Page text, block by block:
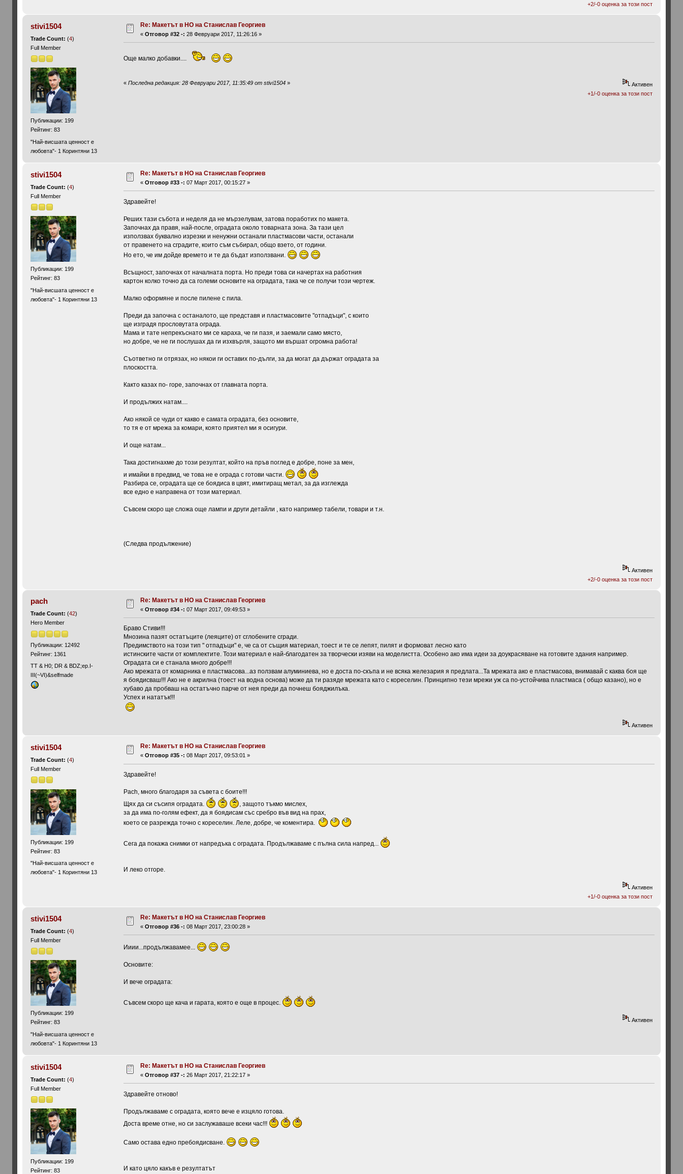
+2/-0 оценка за този пост
stivi1504
Trade Count: (4)
Full Member
Публикации: 199
Рейтинг: 83
"Най-висшата ценност е
любовта"- 1 Коринтяни 13
Re: Макетът в HO на Станислав Георгиев
« Отговор #32 -: 28 Февруари 2017, 11:26:16 »
Още малко добавки....
«Последна редакция: 28 Февруари 2017, 11:35:49 от stivi1504 »
Активен
+1/-0 оценка за този пост
stivi1504
Trade Count: (4)
Full Member
Публикации: 199
Рейтинг: 83
"Най-висшата ценност е
любовта"- 1 Коринтяни 13
Re: Макетът в HO на Станислав Георгиев
« Отговор #33 -: 07 Март 2017, 00:15:27 »
Здравейте!
Реших тази събота и неделя да не мързелувам, затова поработих по макета.
Започнах да правя, най-после, оградата около товарната зона. За тази цел
използвах буквално изрезки и ненужни останали пластмасови части, останали
от правенето на сградите, които съм събирал, общо взето, от години.
Но ето, че им дойде времето и те да бъдат използвани.
Всъщност, започнах от началната порта. Но преди това си начертах на работния
картон колко точно да са големи основите на оградата, така че се получи този чертеж.
Малко оформяне и после пилене с пила.
Преди да започна с останалото, ще представя и пластмасовите "отпадъци", с които
ще изградя прословутата ограда.
Мама и тате непрекъснато ми се караха, че ги пазя, и заемали само място,
но добре, че не ги послушах да ги изхвърля, защото ми вършат огромна работа!
Съответно ги отрязах, но някои ги оставих по-дълги, за да могат да държат оградата за
плоскостта.
Както казах по- горе, започнах от главната порта.
И продължих натам....
Ако някой се чуди от какво е самата оградата, без основите,
то тя е от мрежа за комари, която приятел ми я осигури.
И още натам...
Така достигнахме до този резултат, който на пръв поглед е добре, поне за мен,
и имайки в предвид, че това не е ограда с готови части.
Разбира се, оградата ще се боядиса в цвят, имитиращ метал, за да изглежда
все едно е направена от този материал.
Съвсем скоро ще сложа още лампи и други детайли , като например табели, товари и т.н.
(Следва продължение)
Активен
+2/-0 оценка за този пост
pach
Trade Count: (42)
Hero Member
Публикации: 12492
Рейтинг: 1361
ТТ & Н0; DR & BDZ;ep.I-
III(~VI)&selfmade
Re: Макетът в HO на Станислав Георгиев
« Отговор #34 -: 07 Март 2017, 09:49:53 »
Браво Стиви!!!
Мнозина пазят остатъците (леяците) от сглобените сгради.
Предимството на този тип " отпадъци" е, че са от същия материал, тоест и те се лепят, пилят и формоват лесно като
истинските части от комплектите. Този материал е най-благодатен за творчески изяви на моделистта. Особено ако има идеи за доукрасяване на готовите здания например.
Оградата си е станала много добре!!!
Ако мрежата от комарника е пластмасова...aз ползвам алуминиева, но е доста по-скъпа и не всяка железария я предлата...Та мрежата ако е пластмасова, внимавай с каква боя ще
я боядисваш!!! Ако не е акрилна (тоест на водна основа) може да ти разяде мрежата като с кореселин. Принципно тези мрежи уж са по-устойчива пластмаса ( общо казано), но е
хубаво да пробваш на остатъчно парче от нея преди да почнеш бояджилъка.
Успех и нататък!!!
Активен
stivi1504
Trade Count: (4)
Full Member
Публикации: 199
Рейтинг: 83
"Най-висшата ценност е
любовта"- 1 Коринтяни 13
Re: Макетът в HO на Станислав Георгиев
« Отговор #35 -: 08 Март 2017, 09:53:01 »
Здравейте!
Pach, много благодаря за съвета с боите!!!
Щях да си съсипя оградата.
, защото тъкмо мислех,
за да има по-голям ефект, да я боядисам със сребро във вид на прах,
което се разрежда точно с кореселин. Леле, добре, че коментира.
Сега да покажа снимки от напредъка с оградата. Продължаваме с пълна сила напред...
И леко отгоре.
Активен
+1/-0 оценка за този пост
stivi1504
Trade Count: (4)
Full Member
Публикации: 199
Рейтинг: 83
"Най-висшата ценност е
любовта"- 1 Коринтяни 13
Re: Макетът в HO на Станислав Георгиев
« Отговор #36 -: 08 Март 2017, 23:00:28 »
Ииии...продължавамее...
Основите:
И вече оградата:
Съвсем скоро ще кача и гарата, която е още в процес.
Активен
stivi1504
Trade Count: (4)
Full Member
Публикации: 199
Рейтинг: 83
Re: Макетът в HO на Станислав Георгиев
« Отговор #37 -: 26 Март 2017, 21:22:17 »
Здравейте отново!
Продължаваме с оградата, която вече е изцяло готова.
Доста време отне, но си заслужаваше всеки час!!!
Само остава едно пребоядисване.
И като цяло какъв е резултатът